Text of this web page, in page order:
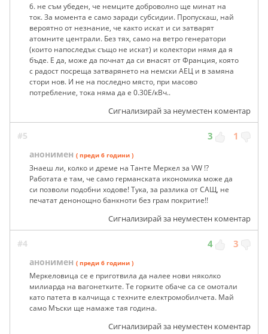
6. не съм убеден, че немците доброволно ще минат на
ток. За момента е само заради субсидии. Пропускаш, най
вероятно от незнание, че както искат и си затварят
атомните централи. Без тях, само на ветро генератори
(които напоследък също не искат) и колектори нямя да я
бъде. Е да, може да почнат да си внасят от Франция, която
с радост посреща затварянето на немски АЕЦ и в замяна
стори нов. И не на последно място, при масово
потребление, тока няма да е 0.30Е/кВч..
Сигнализирай за неуместен коментар
#5 3 1
анонимен ( преди 6 години )
Знаеш ли, колко и дреме на Танте Меркел за VW !?
Работата е там, че само германската икономика може да
си позволи подобни ходове! Тука, за разлика от САЩ, не
печатат денонощно банкноти без грам покритие!!
Сигнализирай за неуместен коментар
#4 4 3
анонимен ( преди 6 години )
Меркеловица се е приготвила да налее нови няколко
милиарда на вагонетките. Те горките обаче са се омотали
като патета в калчища с техните електромобилчета. Май
само Мъски ще намаже тая година.
Сигнализирай за неуместен коментар